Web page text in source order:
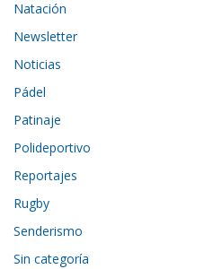
Natación
Newsletter
Noticias
Pádel
Patinaje
Polideportivo
Reportajes
Rugby
Senderismo
Sin categoría